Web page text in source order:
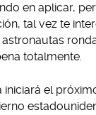
en aplicar,
tal vez te
totalmente.
iniciará el